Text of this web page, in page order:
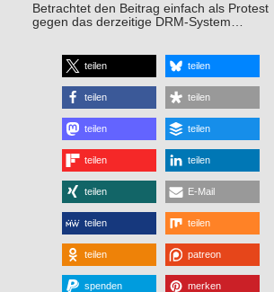
Betrachtet den Beitrag einfach als Protest
gegen das derzeitige DRM-System…
teilen teilen
teilen teilen
teilen teilen
teilen teilen
teilen E-Mail
teilen teilen
teilen patreon
spenden merken